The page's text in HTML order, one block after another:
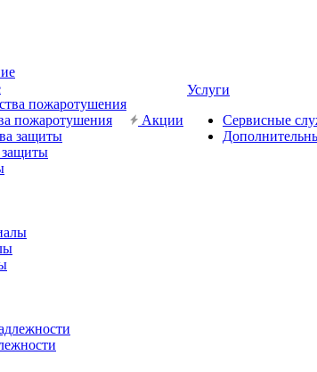
пожаротушения
защиты
Акции
Услуги
Сервисные